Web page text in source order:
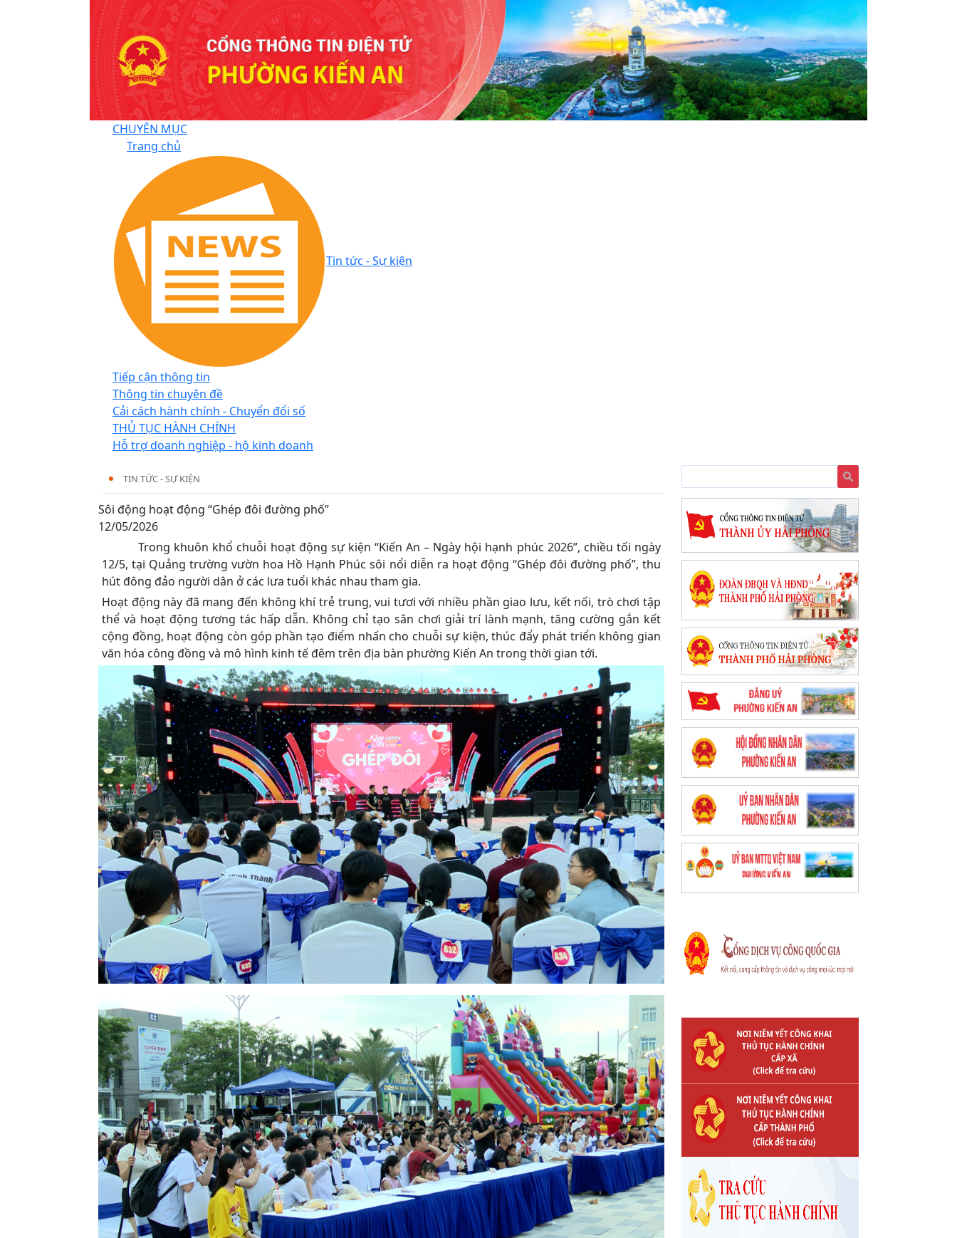
CHUYÊN MỤC
Trang chủ
Tin tức - Sự kiện
Tiếp cận thông tin
Thông tin chuyên đề
Cải cách hành chính - Chuyển đổi số
THỦ TỤC HÀNH CHÍNH
Hỗ trợ doanh nghiệp - hộ kinh doanh
TIN TỨC - SỰ KIỆN
Sôi động hoạt động “Ghép đôi đường phố”
12/05/2026
Trong khuôn khổ chuỗi hoạt động sự kiện “Kiến An – Ngày hội hạnh phúc 2026”, chiều tối ngày
12/5, tại Quảng trường vườn hoa Hồ Hạnh Phúc sôi nổi diễn ra hoạt động “Ghép đôi đường phố”, thu
hút đông đảo người dân ở các lưa tuổi khác nhau tham gia.
Hoạt động này đã mang đến không khí trẻ trung, vui tươi với nhiều phần giao lưu, kết nối, trò chơi tập
thể và hoạt động tương tác hấp dẫn. Không chỉ tạo sân chơi giải trí lành mạnh, tăng cường gắn kết
cộng đồng, hoạt động còn góp phần tạo điểm nhấn cho chuỗi sự kiện, thúc đẩy phát triển không gian
văn hóa công đồng và mô hình kinh tế đêm trên địa bàn phường Kiến An trong thời gian tới.